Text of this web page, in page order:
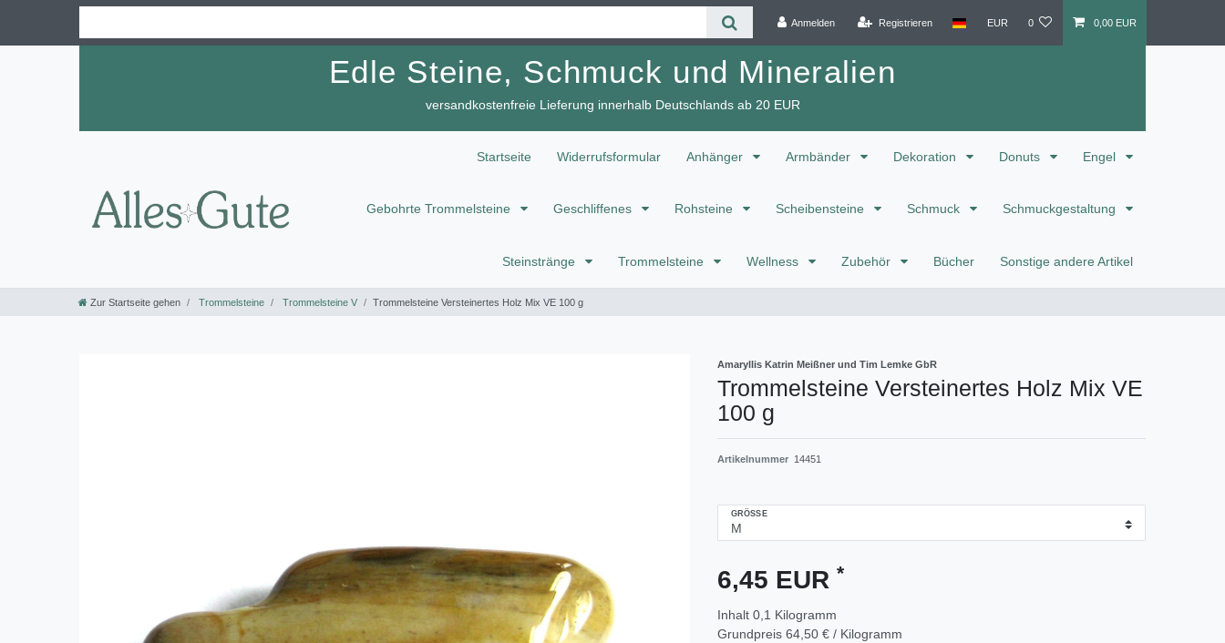
Anmelden Registrieren EUR 0 0,00 EUR
Edle Steine, Schmuck und Mineralien
versandkostenfreie Lieferung innerhalb Deutschlands ab 20 EUR
Startseite Widerrufsformular Anhänger Armbänder Dekoration Donuts Engel
Gebohrte Trommelsteine Geschliffenes Rohsteine Scheibensteine Schmuck Schmuckgestaltung
Steinstränge Trommelsteine Wellness Zubehör Bücher Sonstige andere Artikel
Zur Startseite gehen Trommelsteine Trommelsteine V Trommelsteine Versteinertes Holz Mix VE 100 g
Amaryllis Katrin Meißner und Tim Lemke GbR
Trommelsteine Versteinertes Holz Mix VE
100 g
Artikelnummer 14451
GRÖSSE
6,45 EUR *
Inhalt 0,1 Kilogramm
Grundpreis 64,50 € / Kilogramm